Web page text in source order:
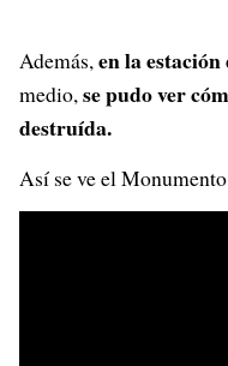
Además,en la estación
medio,se pudo ver
destruída.
Así se ve el